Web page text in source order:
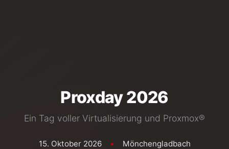
Proxday 2026
Ein Tag voller Virtualisierung und Proxmox®
15. Oktober 2026 • Mönchengladbach